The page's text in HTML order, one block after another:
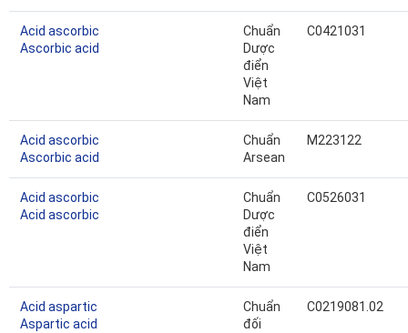
Acid ascorbic
Ascorbic acid
Chuẩn
Dược
điển
Việt
Nam
C0421031
Acid ascorbic
Ascorbic acid
Chuẩn
Arsean
M223122
Acid ascorbic
Acid ascorbic
Chuẩn
Dược
điển
Việt
Nam
C0526031
Acid aspartic
Aspartic acid
Chuẩn
đối
C0219081.02